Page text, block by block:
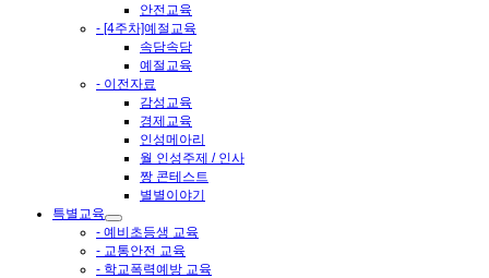
안전교육
- [4주차]예절교육
속담속담
예절교육
- 이전자료
감성교육
경제교육
인성메아리
월 인성주제 / 인사
짱 콘테스트
별별이야기
특별교육
- 예비초등생 교육
- 교통안전 교육
- 학교폭력예방 교육